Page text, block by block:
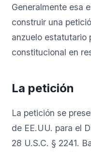
Generalmente esa
construir una
anzuelo estatutario
constitucional en
La petición
La petición se
de EE.UU. para el
28 U.S.C. § 2241.